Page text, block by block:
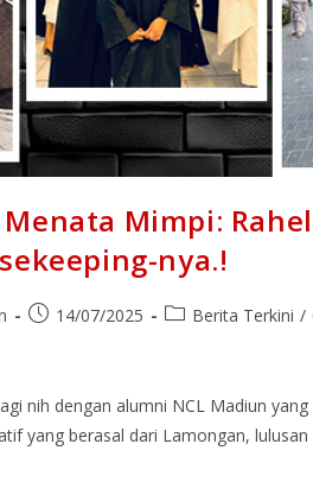
Mimpi:
nya.!
14/07/2025 Berita Terkini /
nih dengan alumni NCL Madiun
yang berasal dari Lamongan,